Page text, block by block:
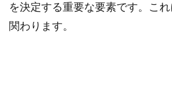
を決定する重要な要素です。こ
関わります。